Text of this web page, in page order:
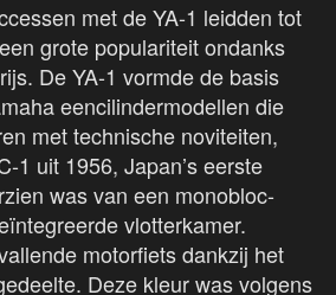
met de YA-1 leidden tot
grote populariteit ondanks
De YA-1 vormde de basis
eencilindermodellen die
met technische noviteiten,
1 uit 1956, Japan’s eerste
was van een monobloc-
vlotterkamer.
motorfiets dankzij het
Deze kleur was volgens